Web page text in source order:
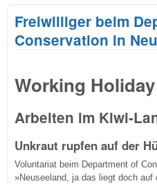
Freiwilliger beim
Conservation in
Working
Arbeiten im Kiwi-
Unkraut rupfen auf der
Voluntariat beim Department of
»Neuseeland, ja das liegt doch auf